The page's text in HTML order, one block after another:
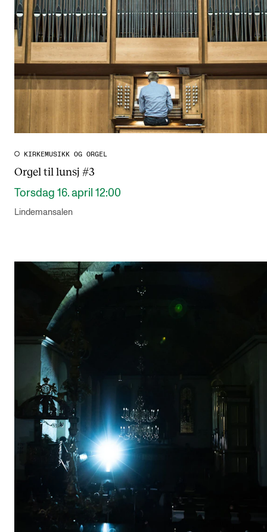
KIRKEMUSIKK OG ORGEL
Orgel til lunsj #3
Torsdag 16. april 12:00
Lindemansalen